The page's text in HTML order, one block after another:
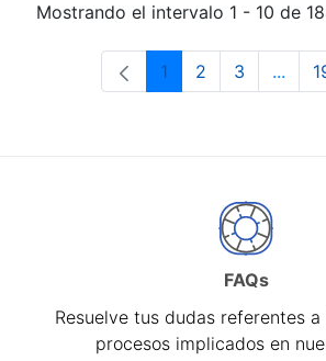
Mostrando el intervalo 1 - 10 de
Página
1 Página
2 Página
3 ...
FAQs
Resuelve tus dudas referentes
procesos implicados en